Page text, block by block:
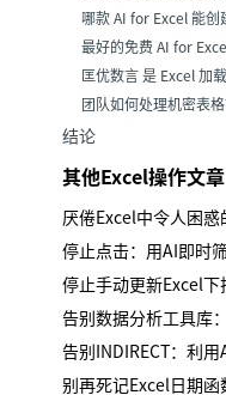
哪款 AI for Excel 能创
最好的免费 AI for
匡优数言 是 Excel 加
团队如何处理机密表格
结论
其他Excel操作文章
停止点击：用AI即时
别再死记Excel日期